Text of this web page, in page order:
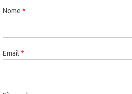
Nome *
Email *